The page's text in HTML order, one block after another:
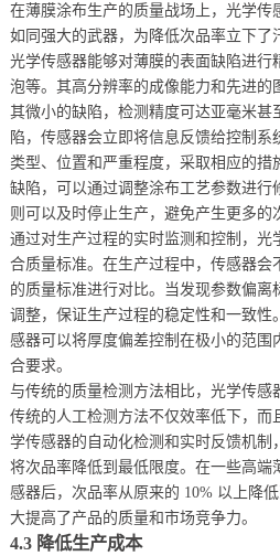
在薄膜涂布生产的质量战场上，光学传
如同强大的武器，为降低次品率立下了
光学传感器能够对薄膜的表面缺陷进行
泡等。其高分辨率的成像能力和先进的
其微小的缺陷，检测精度可达亚毫米甚
陷，传感器会立即将信息反馈给控制系
类型、位置和严重程度，采取相应的措
缺陷，可以通过调整涂布工艺参数进行
则可以及时停止生产，避免产生更多的
通过对生产过程的实时监测和控制，光
合质量标准。在生产过程中，传感器会
的质量标准进行对比。当发现参数偏离
调整，保证生产过程的稳定性和一致性
感器可以将厚度偏差控制在极小的范围
合要求。
与传统的质量检测方法相比，光学传感
传统的人工检测方法不仅效率低下，而
学传感器的自动化检测和实时反馈机制
将次品率降低到最低限度。在一些高端
感器后，次品率从原来的 10% 以上降
大提高了产品的质量和市场竞争力。
4.3 降低生产成本